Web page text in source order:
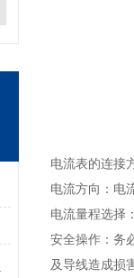
电流表的连接
电流方向‌：电
电流量程选择‌
安全操作‌：务
及导线造成损